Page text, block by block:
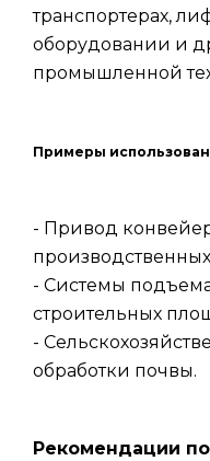
транспортерах,
оборудовании и
промышленной
Примеры
- Привод
- Системы
строительных
-
обработки почвы.
Рекомендации